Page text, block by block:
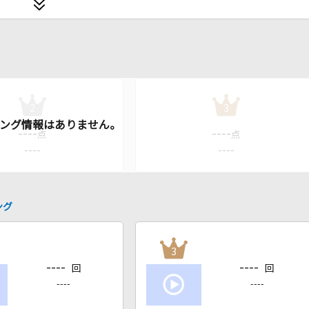
---- 点
----
3
---- 点
----
グ
---- 回
----
3
---- 回
----